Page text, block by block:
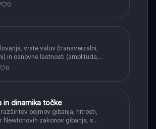
0
vrste valov (transverzalni,
in osnovne lastnosti (amplituda,
frekvenca, hitrost).
0
in dinamika točke
pojmov gibanja, hitrosti,
Newtonovih zakonov gibanja, s